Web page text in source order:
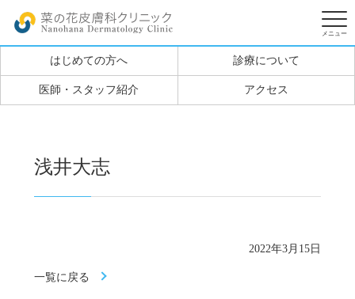
はじめての方へ 診療について
医師・スタッフ紹介 アクセス
浅井大志
2022年3月15日
一覧に戻る